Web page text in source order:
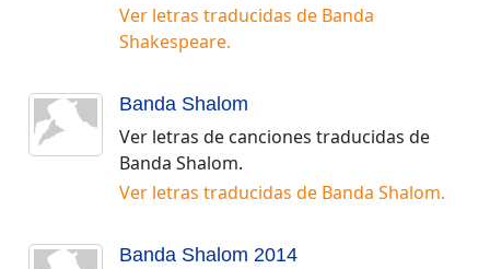
Ver letras traducidas de Banda
Shakespeare.
Banda Shalom
Ver letras de canciones traducidas de
Banda Shalom.
Ver letras traducidas de Banda Shalom.
Banda Shalom 2014